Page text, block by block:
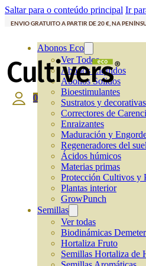
Saltar para o conteúdo principal Ir
ENVIO GRATUITO A PARTIR DE 20 €, NA
Abonos Eco
Ver Todos
Abonos Líquidos
Abonos Solidos
Bioestimulantes
Sustratos y decorativas
Correctores de
Enraizantes
Maduración y
Regeneradores del
Ácidos húmicos
Materias primas
Protección Cultivos y
Plantas interior
GrowPunch
Semillas
Ver todas
Biodinámicas Demeter
Hortaliza Fruto
Semillas Hortaliza de
0